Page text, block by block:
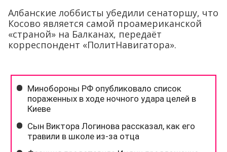
Албанские лоббисты убедили сенаторшу, что
Косово является самой проамериканской
«страной» на Балканах, передаёт
корреспондент «ПолитНавигатора».